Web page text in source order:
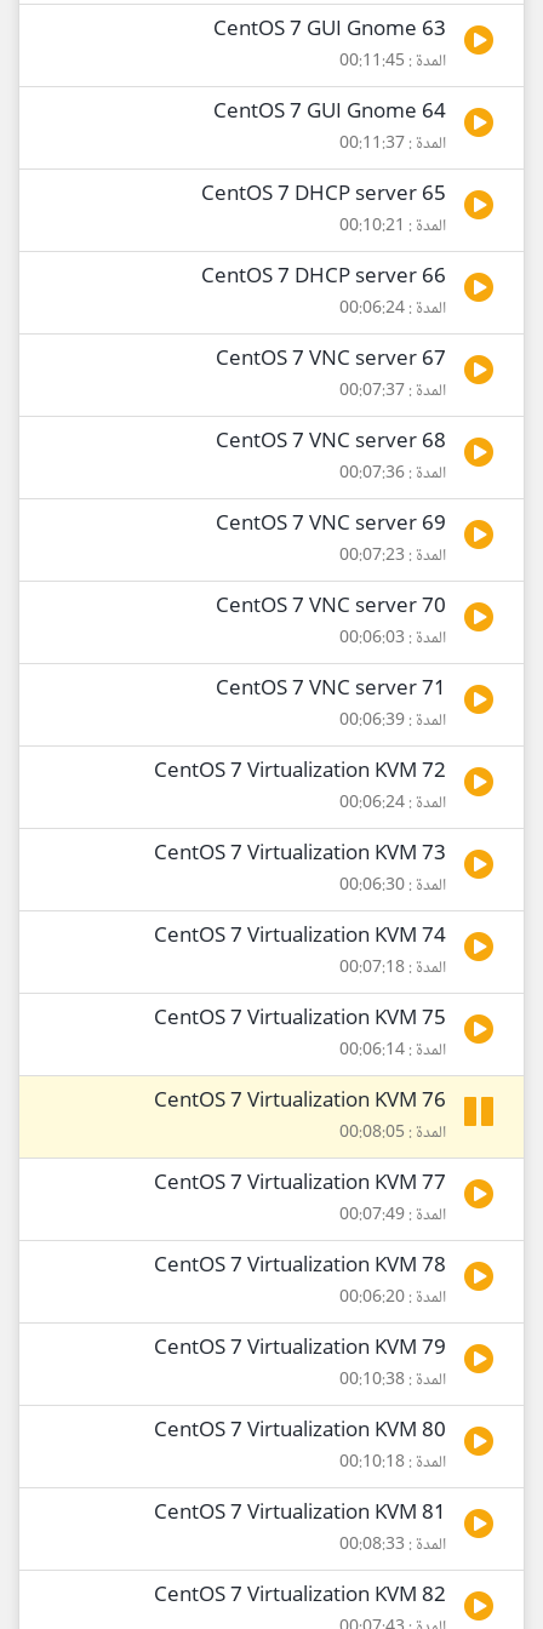
63 CentOS 7 GUI Gnome
المدة : 00:11:45
64 CentOS 7 GUI Gnome
المدة : 00:11:37
65 CentOS 7 DHCP server
المدة : 00:10:21
66 CentOS 7 DHCP server
المدة : 00:06:24
67 CentOS 7 VNC server
المدة : 00:07:37
68 CentOS 7 VNC server
المدة : 00:07:36
69 CentOS 7 VNC server
المدة : 00:07:23
70 CentOS 7 VNC server
المدة : 00:06:03
71 CentOS 7 VNC server
المدة : 00:06:39
72 CentOS 7 Virtualization KVM
المدة : 00:06:24
73 CentOS 7 Virtualization KVM
المدة : 00:06:30
74 CentOS 7 Virtualization KVM
المدة : 00:07:18
75 CentOS 7 Virtualization KVM
المدة : 00:06:14
76 CentOS 7 Virtualization KVM
المدة : 00:08:05
77 CentOS 7 Virtualization KVM
المدة : 00:07:49
78 CentOS 7 Virtualization KVM
المدة : 00:06:20
79 CentOS 7 Virtualization KVM
المدة : 00:10:38
80 CentOS 7 Virtualization KVM
المدة : 00:10:18
81 CentOS 7 Virtualization KVM
المدة : 00:08:33
82 CentOS 7 Virtualization KVM